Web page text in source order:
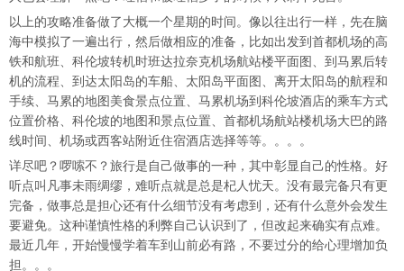
以上的攻略准备做了大概一个星期的时间。像以往出行一样，先在脑
海中模拟了一遍出行，然后做相应的准备，比如出发到首都机场的高
铁和航班、科伦坡转机时班达拉奈克机场航站楼平面图、到马累后转
机的流程、到达太阳岛的车船、太阳岛平面图、离开太阳岛的航程和
手续、马累的地图美食景点位置、马累机场到科伦坡酒店的乘车方式
位置价格、科伦坡的地图和景点位置、首都机场航站楼机场大巴的路
线时间、机场或西客站附近住宿酒店选择等等。。。。
详尽吧？啰嗦不？旅行是自己做事的一种，其中彰显自己的性格。好
听点叫凡事未雨绸缪，难听点就是总是杞人忧天。没有最完备只有更
完备，做事总是担心还有什么细节没有考虑到，还有什么意外会发生
要避免。这种谨慎性格的利弊自己认识到了，但改起来确实有点难。
最近几年，开始慢慢学着车到山前必有路，不要过分的给心理增加负
担。。。